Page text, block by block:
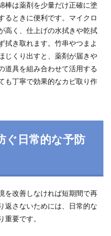
棒は薬剤を少量だけ正確に塗
るときに便利です。マイクロ
高く、仕上げの水拭きや乾拭
拭き取れます。竹串やつまよ
じくり出すと、薬剤が届きや
道具を組み合わせて活用する
も丁寧で効果的なカビ取り作
ぐ日常的な予防
を改善しなければ短期間で再
返さないためには、日常的な
要です。